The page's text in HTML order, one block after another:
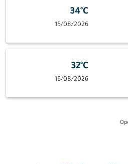
34°C
15/08/2026
32°C
16/08/2026